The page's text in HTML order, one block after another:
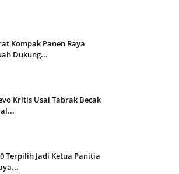
Kompak Panen Raya
Dukung...
Kritis Usai Tabrak Becak
Terpilih Jadi Ketua Panitia